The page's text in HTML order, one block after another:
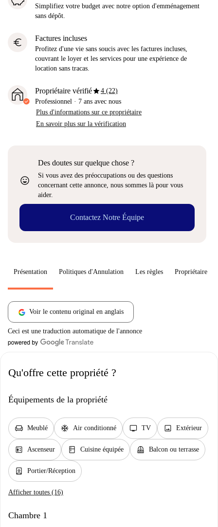
Simplifiez votre budget avec notre option d'emménagement
sans dépôt.
euro Factures incluses
Profitez d'une vie sans soucis avec les factures incluses,
couvrant le loyer et les services pour une expérience de
location sans tracas.
Propriétaire vérifiéstar4 (22)
Professionnel · 7 ans avec nous
Plus d'informations sur ce propriétaire
En savoir plus sur la vérification
sentiment_very_satisfied
Des doutes sur quelque chose ?
Si vous avez des préoccupations ou des questions
concernant cette annonce, nous sommes là pour vous
aider.
Contactez Notre Équipe
Présentation Politiques d'Annulation Les règles Propriétaire
Voir le contenu original en anglais
Ceci est une traduction automatique de l'annonce
Qu'offre cette propriété ?
Équipements de la propriété
chair Meublé ac_unit Air conditionné tv TV image Extérieur
elevator Ascenseur kitchen Cuisine équipée balcony Balcon ou terrasse
person_book Portier/Réception
Afficher toutes (16)
Chambre 1